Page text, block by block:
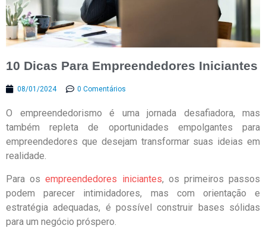
10 Dicas Para Empreendedores Iniciantes
08/01/2024 0 Comentários
O empreendedorismo é uma jornada desafiadora, mas
também repleta de oportunidades empolgantes para
empreendedores que desejam transformar suas ideias em
realidade.
Para osempreendedores iniciantes, os primeiros passos
podem parecer intimidadores, mas com orientação e
estratégia adequadas, é possível construir bases sólidas
para um negócio próspero.